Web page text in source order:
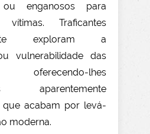
ou enganosos para
Traficantes
exploram a
vulnerabilidade das
lhes
aparentemente
que acabam por levá-
moderna.